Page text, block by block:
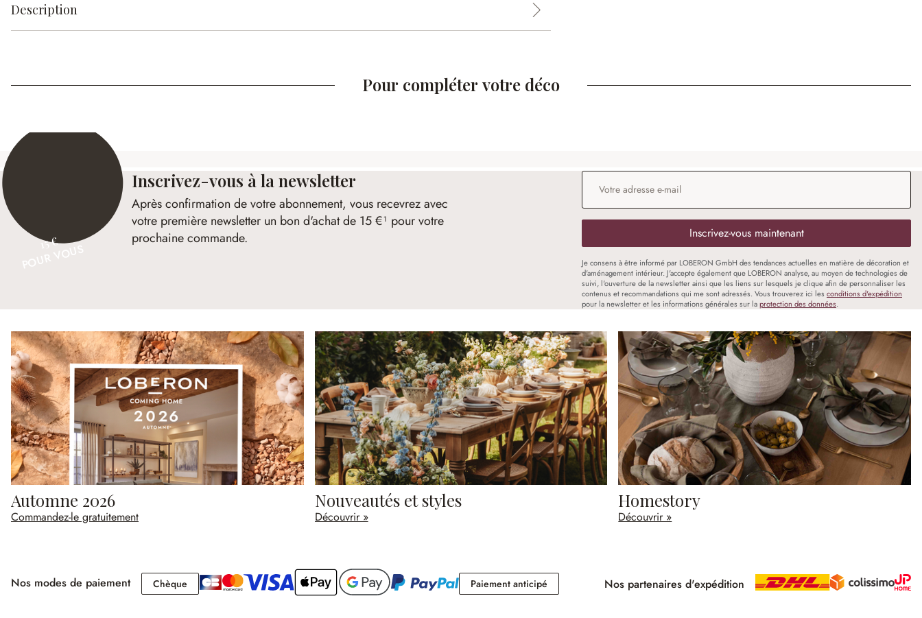
Description
Pour compléter votre déco
15 €
Inscrivez-vous à la newsletter
Après confirmation de votre abonnement, vous recevrez avec
votre première newsletter un bon d'achat de 15 €¹ pour votre
prochaine commande.
Adresse e-mail*
Inscrivez-vous maintenant
Je consens à être informé par LOBERON GmbH des tendances actuelles en matière de décoration et
d'aménagement intérieur. J'accepte également que LOBERON analyse, au moyen de technologies de
suivi, l'ouverture de la newsletter ainsi que les liens sur lesquels je clique afin de personnaliser les
contenus et recommandations qui me sont adressés. Vous trouverez ici les conditions d'expédition
pour la newsletter et les informations générales sur laprotection des données.
Automne 2026
Commandez-le gratuitement
Nouveautés et styles
Découvrir »
Homestory
Découvrir »
Nos modes de paiement Chèque Chèque Paiement anticipéPaiement anticipéNos partenaires d'expédition